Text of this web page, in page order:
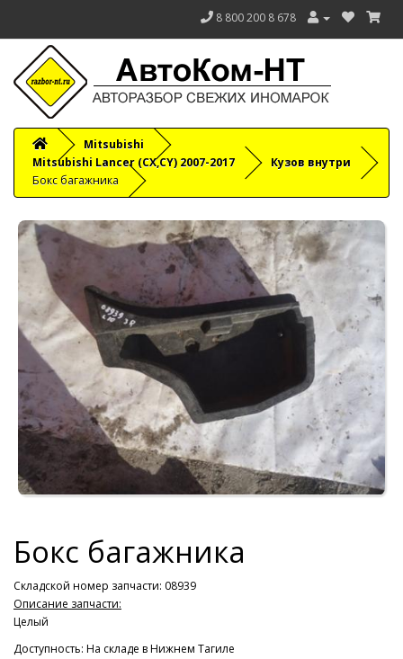
8 800 200 8 678
Mitsubishi
Mitsubishi Lancer (CX,CY) 2007-2017
Кузов внутри
Бокс багажника
Бокс багажника
Складской номер запчасти: 08939
Описание запчасти:
Целый
Доступность: На складе в Нижнем Тагиле